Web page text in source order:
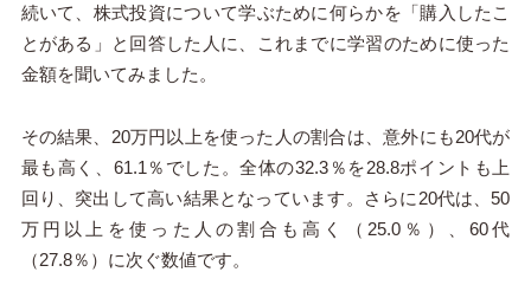
続いて、株式投資について学ぶために何らかを「購入したこ
とがある」と回答した人に、これまでに学習のために使った
金額を聞いてみました。
その結果、20万円以上を使った人の割合は、意外にも20代が
最も高く、61.1％でした。全体の32.3％を28.8ポイントも上
回り、突出して高い結果となっています。さらに20代は、50
万円以上を使った人の割合も高く（25.0％）、60代
（27.8％）に次ぐ数値です。